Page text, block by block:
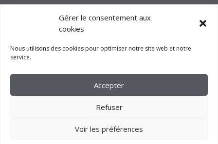
Gérer le consentement aux
cookies
Nous utilisons des cookies pour optimiser notre site web et notre
service.
Accepter
Refuser
Voir les préférences